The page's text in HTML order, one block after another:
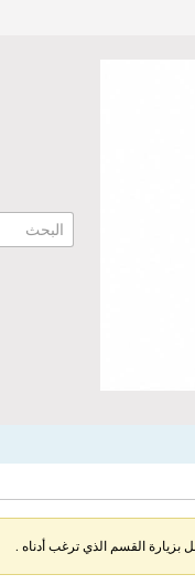
القسم الذي ترغب أدناه .